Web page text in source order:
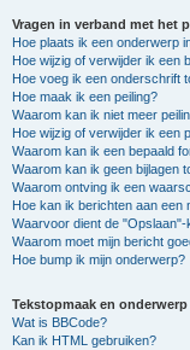
Vragen in verband met het
Hoe plaats ik een onderwerp
Hoe wijzig of verwijder ik een
Hoe voeg ik een onderschrift
Hoe maak ik een peiling?
Waarom kan ik niet meer
Hoe wijzig of verwijder ik een
Waarom kan ik een bepaald
Waarom kan ik geen bijlagen
Waarom ontving ik een
Hoe kan ik berichten aan een
Waarvoor dient de
Waarom moet mijn bericht
Hoe bump ik mijn onderwerp?
Tekstopmaak en
Wat is BBCode?
Kan ik HTML gebruiken?